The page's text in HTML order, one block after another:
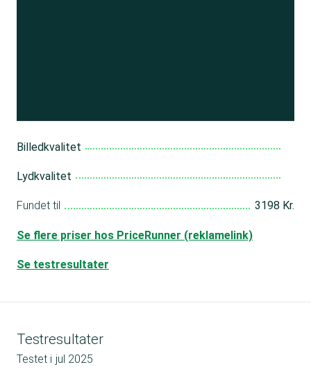
Billedkvalitet
Lydkvalitet
Fundet til 3198 Kr.
Se flere priser hos PriceRunner (reklamelink)
Se testresultater
Testresultater
Testet i jul 2025